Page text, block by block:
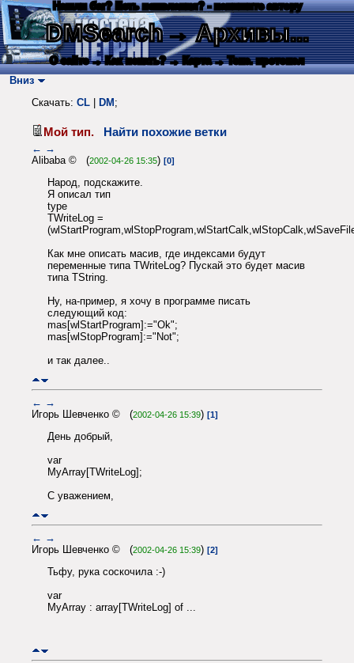
Нашли баг? Есть пожелания? - напишите автору
DMSearch→ Архивы...
О сайте → Как искать? → Карта → Текс. протокол
Вниз
Скачать: CL DM ;
Мой тип. Найти похожие ветки
← →
Alibaba © (2002-04-26 15:35) [0]
Народ, подскажите.
Я описал тип
type
TWriteLog =
Как мне описать масив, где индексами будут
переменные типа TWriteLog? Пускай это будет масив
типа TString.
Ну, на-пример, я хочу в программе писать
следующий код:
mas[wlStartProgram]:="Ok";
mas[wlStopProgram]:="Not";
и так далее..
← →
Игорь Шевченко © (2002-04-26 15:39) [1]
День добрый,
var
MyArray[TWriteLog];
С уважением,
← →
Игорь Шевченко © (2002-04-26 15:39) [2]
Тьфу, рука соскочила :-)
var
MyArray : array[TWriteLog] of ...